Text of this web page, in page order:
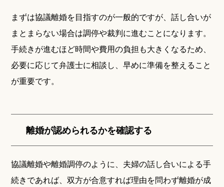
まずは協議離婚を目指すのが一般的ですが、話し合いが
まとまらない場合は調停や裁判に進むことになります。
手続きが進むほど時間や費用の負担も大きくなるため、
必要に応じて弁護士に相談し、早めに準備を整えること
が重要です。
離婚が認められるかを確認する
協議離婚や離婚調停のように、夫婦の話し合いによる手
続きであれば、双方が合意すれば理由を問わず離婚が成